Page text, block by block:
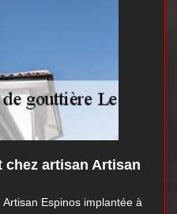
artisan Artisan
Espinos implantée à